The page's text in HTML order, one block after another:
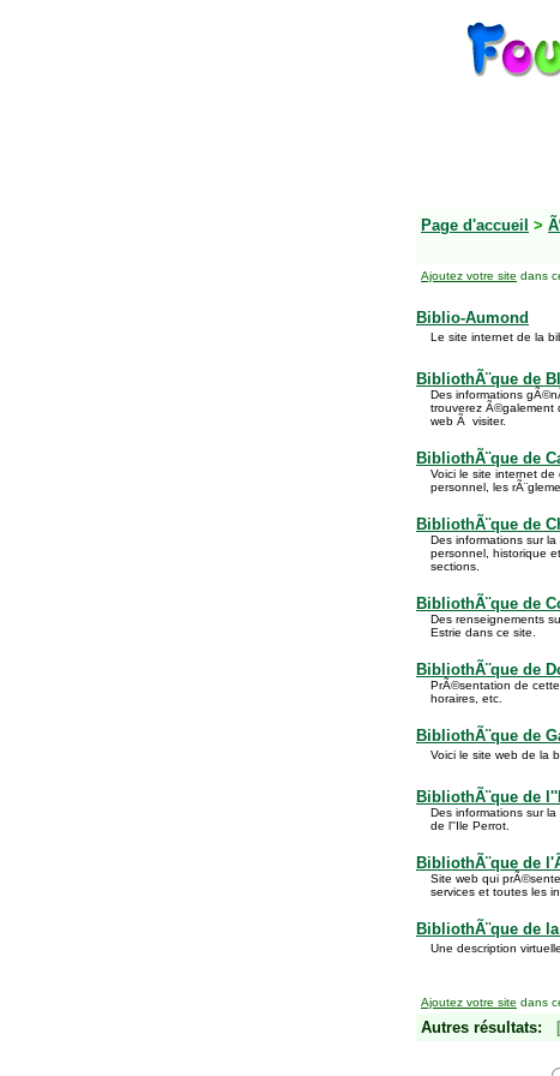
Page d'accueil >
Ajoutez votre site dans
Biblio-Aumond
Le site internet de la
BibliothÃ¨que de
Des informations
trouverez Ã©galement
web Ã visiter.
BibliothÃ¨que de
Voici le site internet de
personnel, les
BibliothÃ¨que de
Des informations sur
personnel, historique
sections.
BibliothÃ¨que de
Des renseignements
Estrie dans ce site.
BibliothÃ¨que de
PrÃ©sentation de
horaires, etc.
BibliothÃ¨que de
Voici le site web de la
BibliothÃ¨que de
Des informations sur
de l''Ile Perrot.
BibliothÃ¨que de
Site web qui
services et toutes les
BibliothÃ¨que de
Une description
Ajoutez votre site dans
Autres résultats: